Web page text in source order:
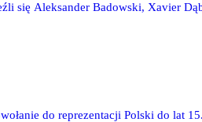
się Aleksander Badowski, Xavier
do reprezentacji Polski do lat